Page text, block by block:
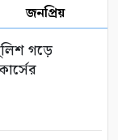
জনপ্রিয়
গড়ে